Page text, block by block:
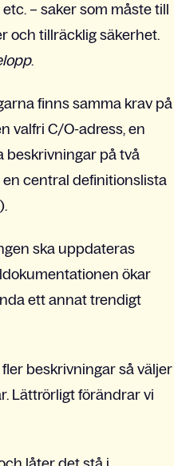
– saker som måste till
och tillräcklig säkerhet.
.
finns samma krav på
valfri C/O-adress, en
beskrivningar på två
en central definitionslista
ska uppdateras
ökar
ett annat trendigt
beskrivningar så väljer
Lättrörligt förändrar vi